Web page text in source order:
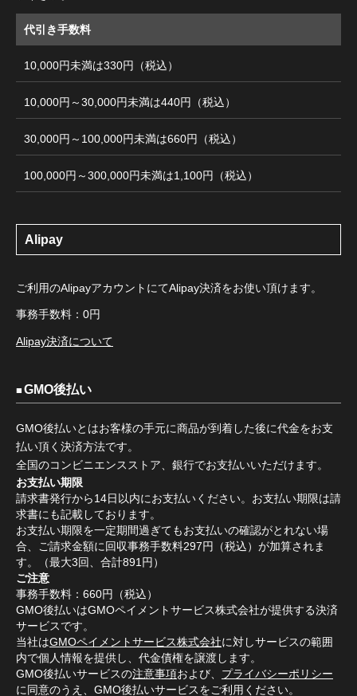
代引き手数料
10,000円未満は330円（税込）
10,000円～30,000円未満は440円（税込）
30,000円～100,000円未満は660円（税込）
100,000円～300,000円未満は1,100円（税込）
Alipay
ご利用のAlipayアカウントにてAlipay決済をお使い頂けます。
事務手数料：0円
Alipay決済について
GMO後払い
GMO後払いとはお客様の手元に商品が到着した後に代金をお支
払い頂く決済方法です。
全国のコンビニエンスストア、銀行でお支払いいただけます。
お支払い期限
請求書発行から14日以内にお支払いください。お支払い期限は請
求書にも記載しております。
お支払い期限を一定期間過ぎてもお支払いの確認がとれない場
合、ご請求金額に回収事務手数料297円（税込）が加算されま
す。（最大3回、合計891円）
ご注意
事務手数料：660円（税込）
GMO後払いはGMOペイメントサービス株式会社が提供する決済
サービスです。
当社はGMOペイメントサービス株式会社に対しサービスの範囲
内で個人情報を提供し、代金債権を譲渡します。
GMO後払いサービスの注意事項および、 プライバシーポリシー
に同意のうえ、GMO後払いサービスをご利用ください。